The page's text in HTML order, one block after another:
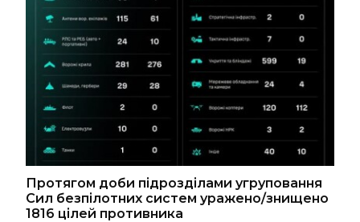
Протягом доби підрозділами угруповання
Сил безпілотних систем уражено/знищено
1816 цілей противника